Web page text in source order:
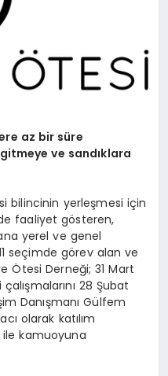
az bir süre
ve sandıklara
bilincinin yerleşmesi için
faaliyet gösteren,
yerel ve genel
seçimde görev alan ve
Ötesi Derneği; 31 Mart
28 Şubat
Danışmanı Gülfem
olarak katılım
ile kamuoyuna